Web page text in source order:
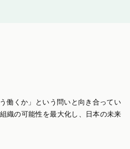
働くか」という問いと向き合ってい
織の可能性を最大化し、日本の未来